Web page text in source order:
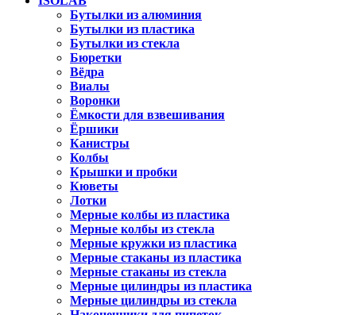
Бутылки из алюминия
Бутылки из пластика
Бутылки из стекла
Бюретки
Вёдра
Виалы
Воронки
Ёмкости для взвешивания
Ёршики
Канистры
Колбы
Крышки и пробки
Кюветы
Лотки
Мерные колбы из пластика
Мерные колбы из стекла
Мерные кружки из пластика
Мерные стаканы из пластика
Мерные стаканы из стекла
Мерные цилиндры из пластика
Мерные цилиндры из стекла